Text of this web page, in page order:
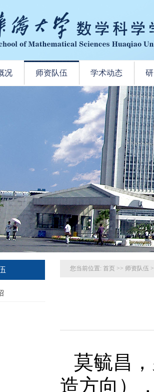
况 师资队伍 学术动态
您当前位置: 首页 >> 师资队伍
莫毓昌
造方向）